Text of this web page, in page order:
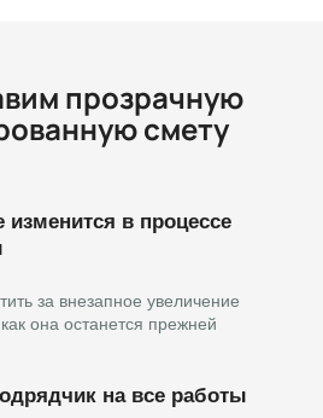
прозрачную
смету
изменится в процессе
за внезапное увеличение
она останется прежней
на все работы